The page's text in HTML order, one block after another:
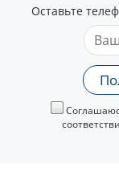
Оставьте